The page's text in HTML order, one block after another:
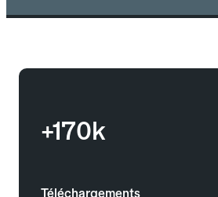
+170k
Téléchargements